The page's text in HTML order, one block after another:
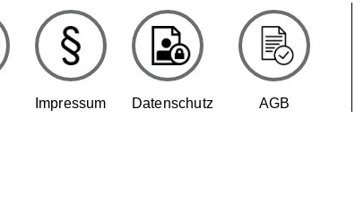
Impressum Datenschutz AGB